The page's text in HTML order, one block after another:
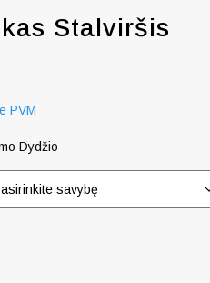
Stalviršis
PVM
Dydžio